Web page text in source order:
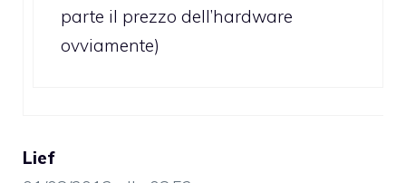
parte il prezzo dell’hardware
ovviamente)
Lief